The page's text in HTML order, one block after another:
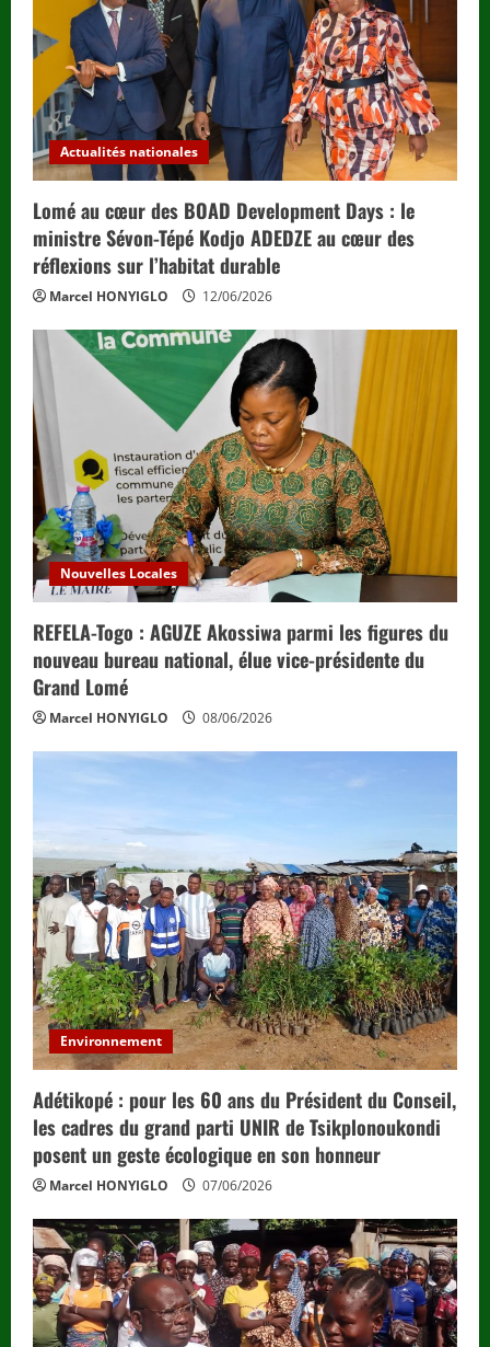
Actualités nationales
Lomé au cœur des BOAD Development Days : le
ministre Sévon-Tépé Kodjo ADEDZE au cœur des
réflexions sur l’habitat durable
Marcel HONYIGLO 12/06/2026
Nouvelles Locales
REFELA-Togo : AGUZE Akossiwa parmi les figures du
nouveau bureau national, élue vice-présidente du
Grand Lomé
Marcel HONYIGLO 08/06/2026
Environnement
Adétikopé : pour les 60 ans du Président du Conseil,
les cadres du grand parti UNIR de Tsikplonoukondi
posent un geste écologique en son honneur
Marcel HONYIGLO 07/06/2026